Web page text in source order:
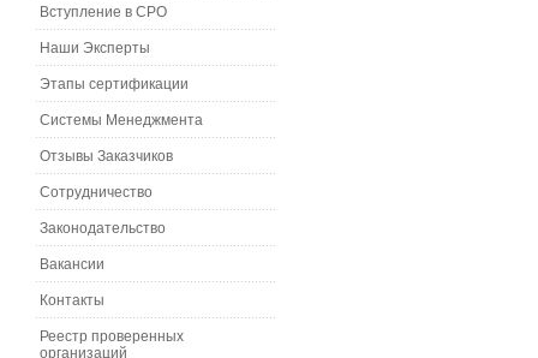
Вступление в СРО
Наши Эксперты
Этапы сертификации
Системы Менеджмента
Отзывы Заказчиков
Сотрудничество
Законодательство
Вакансии
Контакты
Реестр проверенных
организаций